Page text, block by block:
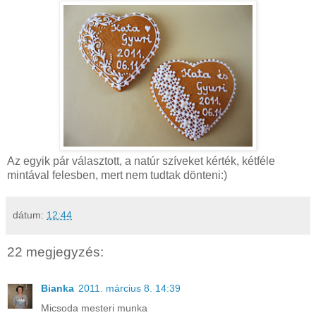
Az egyik pár választott, a natúr szíveket kérték, kétféle
mintával felesben, mert nem tudtak dönteni:)
dátum: 12:44
22 megjegyzés:
Bianka 2011. március 8. 14:39
Micsoda mesteri munka